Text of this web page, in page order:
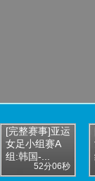
[完整赛事]亚运
女足小组赛A
组:韩国-...
52分06秒